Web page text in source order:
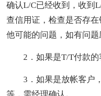
确认L/C已经收到，收到
查信用证，检查是否存
他可能的问题，如有问题
2．如果是T/T付款的
3．如果是放帐客户，